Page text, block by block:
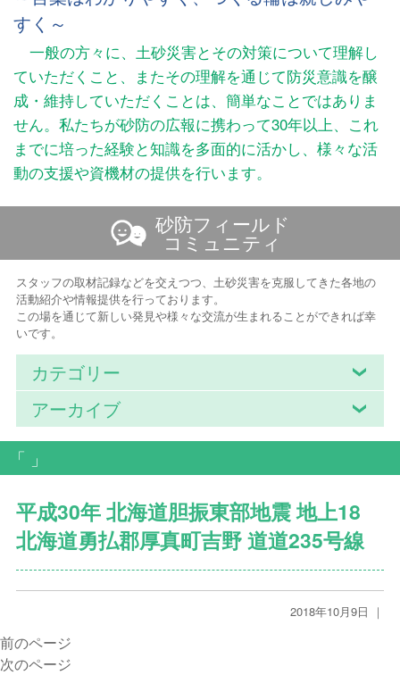
すく～
一般の方々に、土砂災害とその対策について理解し
ていただくこと、またその理解を通じて防災意識を醸
成・維持していただくことは、簡単なことではありま
せん。私たちが砂防の広報に携わって30年以上、これ
までに培った経験と知識を多面的に活かし、様々な活
動の支援や資機材の提供を行います。
砂防フィールド
コミュニティ
スタッフの取材記録などを交えつつ、土砂災害を克服してきた各地の
活動紹介や情報提供を行っております。
この場を通じて新しい発見や様々な交流が生まれることができれば幸
いです。
カテゴリー
アーカイブ
「 」
平成30年 北海道胆振東部地震 地上18
北海道勇払郡厚真町吉野 道道235号線
2018年10月9日 ｜
前のページ
次のページ